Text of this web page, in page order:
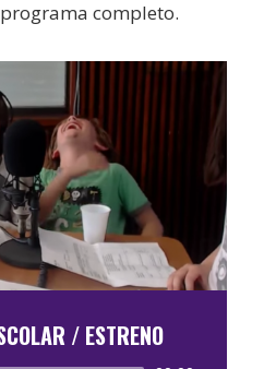
completo.
/ ESTRENO